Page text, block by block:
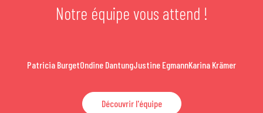
Notre équipe vous attend !
Patricia BurgetOndine DantungJustine EgmannKarina Krämer
Découvrir l'équipe